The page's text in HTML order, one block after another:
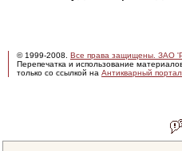
© 1999-2008. Все права защищены. ЗАО
Перепечатка и использование
только со ссылкой на Антикварный